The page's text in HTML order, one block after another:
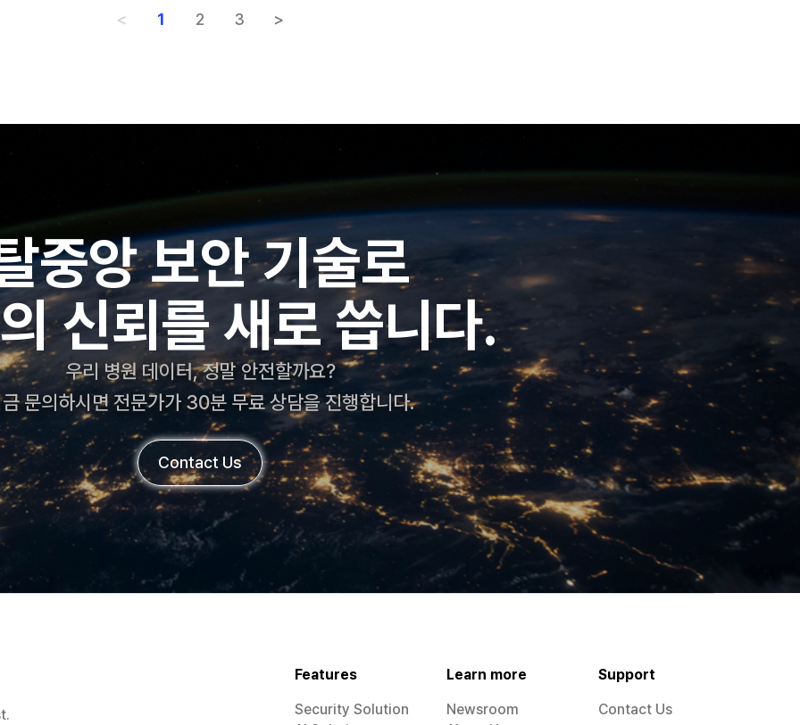
< 1 2 3 >
중앙 보안 기술로
신뢰를 새로 씁니다.
우리 병원 데이터, 정말 안전할까요?
문의하시면 전문가가 30분 무료 상담을 진행합니다.
Contact Us
Features
Security Solution
Learn more
Newsroom
Support
Contact Us